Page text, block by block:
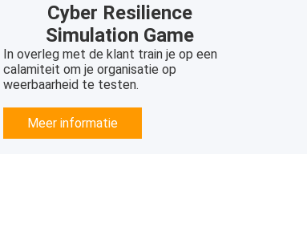
Cyber Resilience
Simulation Game
In overleg met de klant train je op een
calamiteit om je organisatie op
weerbaarheid te testen.
Meer informatie